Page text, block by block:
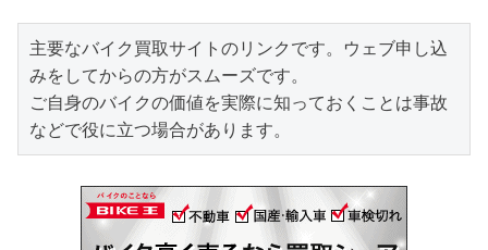
主要なバイク買取サイトのリンクです。ウェブ申し込
みをしてからの方がスムーズです。
ご自身のバイクの価値を実際に知っておくことは事故
などで役に立つ場合があります。